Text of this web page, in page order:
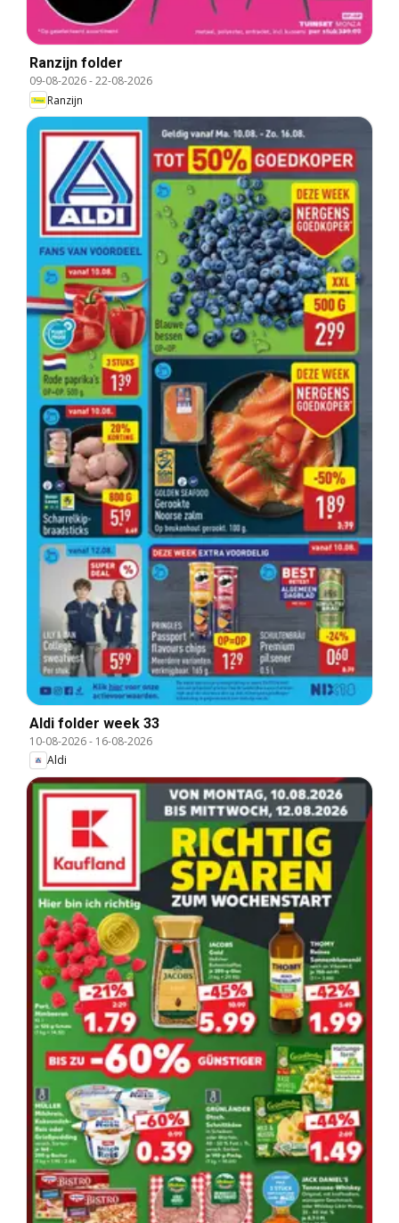
Ranzijn folder
09-08-2026-22-08-2026
Ranzijn
Aldi folder week 33
10-08-2026- 16-08-2026
Aldi